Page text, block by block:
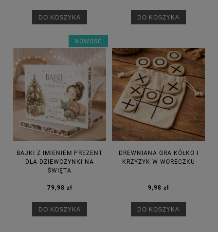
DO KOSZYKA DO KOSZYKA
BAJKI Z IMIENIEM PREZENT
DLA DZIEWCZYNKI NA
ŚWIĘTA
79,98 zł
DO KOSZYKA
NOWOŚĆ
DREWNIANA GRA KÓŁKO I
KRZYŻYK W WORECZKU
9,98 zł
DO KOSZYKA